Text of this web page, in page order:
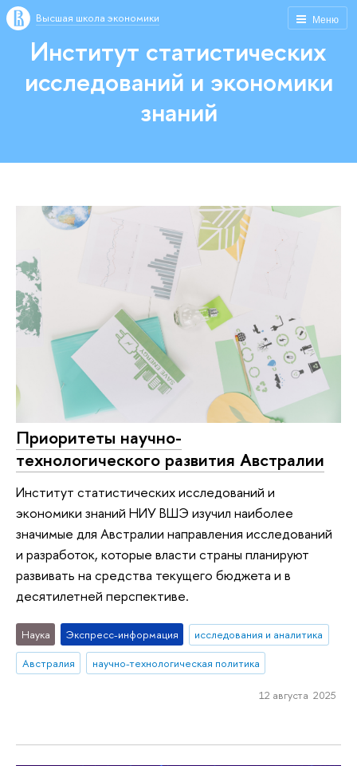
Меню
Высшая школа экономики
Институт статистических
исследований и экономики
знаний
Приоритеты научно-
технологического развития Австралии
Институт статистических исследований и
экономики знаний НИУ ВШЭ изучил наиболее
значимые для Австралии направления исследований
и разработок, которые власти страны планируют
развивать на средства текущего бюджета и в
десятилетней перспективе.
Наука Экспресс-информация
исследования и аналитика
Австралия
научно-технологическая политика
12 августа 2025